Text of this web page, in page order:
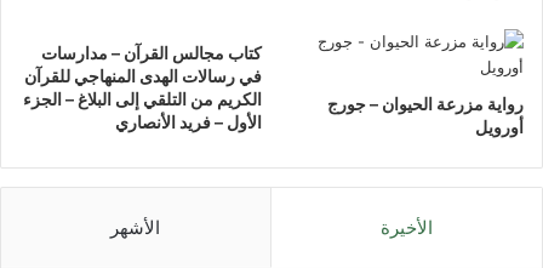
رواية مزرعة الحيوان – جورج
أورويل
كتاب مجالس القرآن – مدارسات
في رسالات الهدى المنهاجي للقرآن
الكريم من التلقي إلى البلاغ – الجزء
الأول – فريد الأنصاري
الأخيرة الأشهر